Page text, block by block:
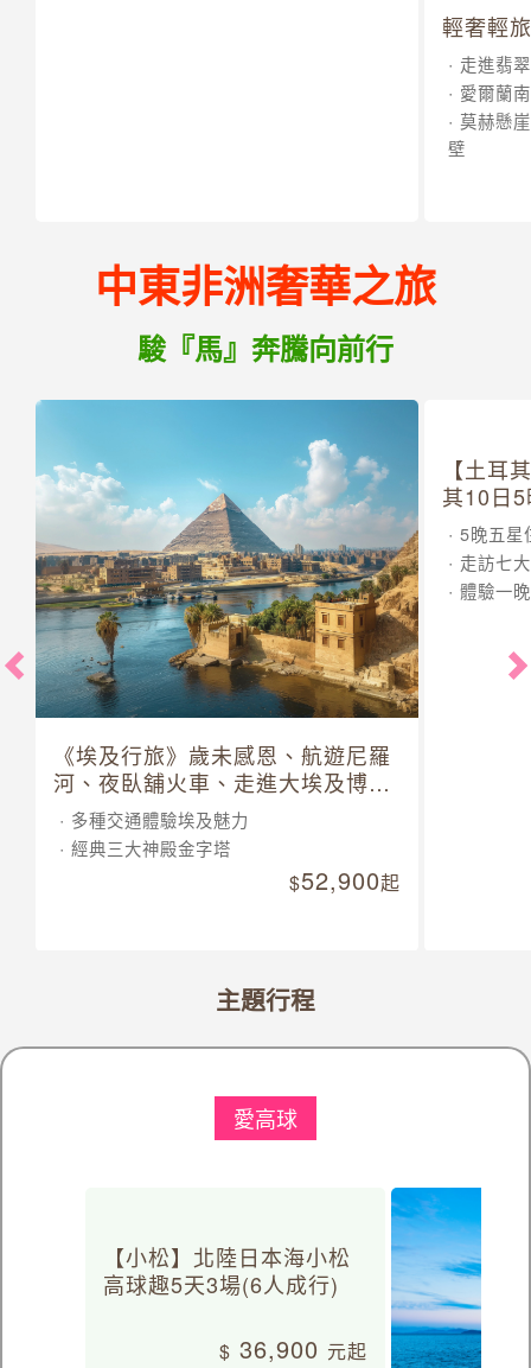
輕奢輕
走進翡
愛爾蘭
莫赫懸
壁
中東非洲奢華之旅
駿『馬』奔騰向前行
《埃及行旅》歲未感恩、航遊尼羅
河、夜臥舖火車、走進大埃及博物
館 10 日
多種交通體驗埃及魅力
經典三大神殿金字塔
52,900起
【土耳
其10日
5晚五星
走訪七
體驗一
愛高球
主題行程
【小松】北陸日本海小松
高球趣5天3場(6人成行)
36,900